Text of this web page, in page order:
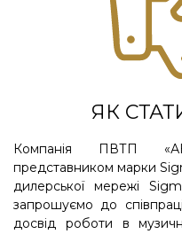
ЯК
Компанія ПВТП
представником марки
дилерської мережі
запрошуємо до
досвід роботи в